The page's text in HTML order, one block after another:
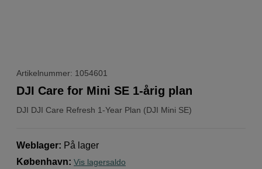
Artikelnummer: 1054601
DJI DJI Care Refresh 1-Year Plan (DJI Mini SE)
DJI Care for Mini SE 1-årig plan
Weblager: På lager
København: Vis lagersaldo